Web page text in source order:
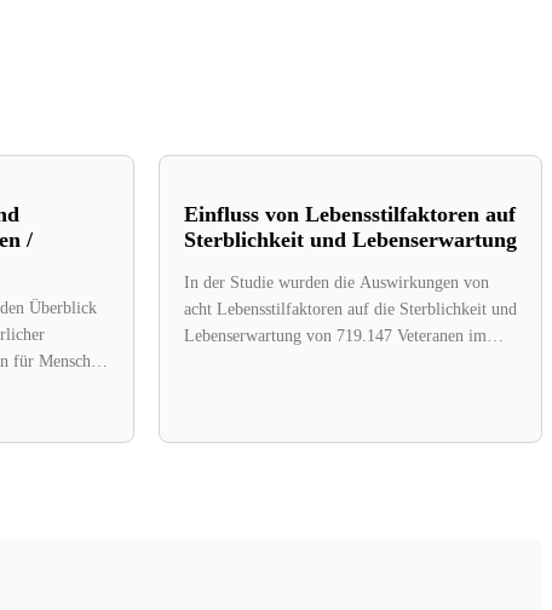
/
Überblick
für Menschen
Einfluss von Lebensstilfaktoren auf
Sterblichkeit und Lebenserwartung
In der Studie wurden die Auswirkungen von
acht Lebensstilfaktoren auf die Sterblichkeit und
Lebenserwartung von 719.147 Veteranen im